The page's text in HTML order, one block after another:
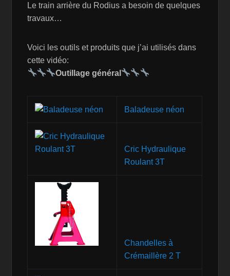
Le train arrière du Rodius a besoin de quelques
travaux…
Voici les outils et produits que j’ai utilisés dans
cette vidéo:
Outillage général
Baladeuse néon
Cric Hydraulique
Roulant 3T
Chandelles à
Crémaillère 2 T